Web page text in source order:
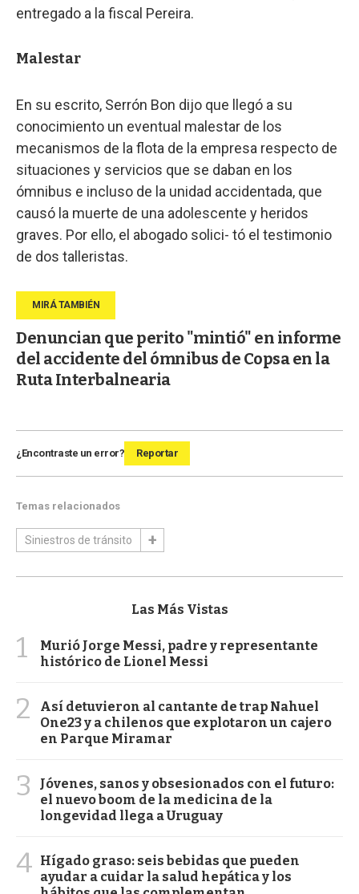
entregado a la fiscal Pereira.
Malestar
En su escrito, Serrón Bon dijo que llegó a su
conocimiento un eventual malestar de los
mecanismos de la flota de la empresa respecto de
situaciones y servicios que se daban en los
ómnibus e incluso de la unidad accidentada, que
causó la muerte de una adolescente y heridos
graves. Por ello, el abogado solici- tó el testimonio
de dos talleristas.
Denuncian que perito "mintió" en informe
del accidente del ómnibus de Copsa en la
Ruta Interbalnearia
¿Encontraste un error? Reportar
Temas relacionados
Siniestros de tránsito
Las Más Vistas
1
Murió Jorge Messi, padre y representante
histórico de Lionel Messi
2
Así detuvieron al cantante de trap Nahuel
One23 y a chilenos que explotaron un cajero
en Parque Miramar
3
Jóvenes, sanos y obsesionados con el futuro:
el nuevo boom de la medicina de la
longevidad llega a Uruguay
4 Hígado graso: seis bebidas que pueden
ayudar a cuidar la salud hepática y los